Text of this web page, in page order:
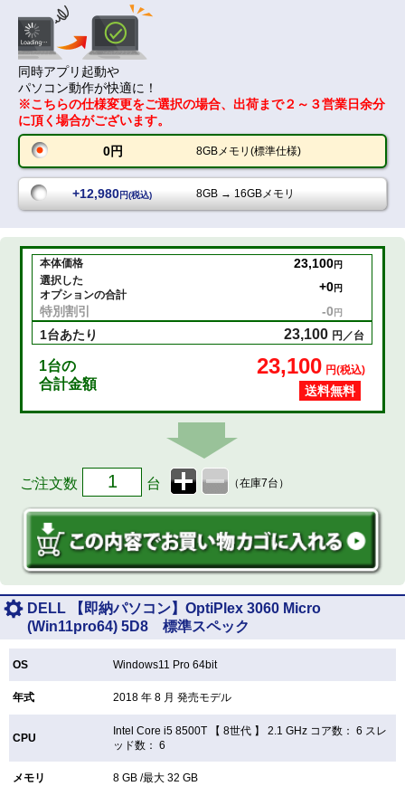
同時アプリ起動や
パソコン動作が快適に！
※こちらの仕様変更をご選択の場合、出荷まで２～３営業日余分
に頂く場合がございます。
0円 8GBメモリ(標準仕様)
+12,980円(税込) 8GB → 16GBメモリ
本体価格 23,100円
選択した
オプションの合計
+0円
特別割引 -0 円
1台あたり 23,100 円／台
1台の
合計金額
23,100 円(税込)
送料無料
ご注文数 台 （在庫7台）
DELL 【即納パソコン】OptiPlex 3060 Micro
(Win11pro64) 5D8 標準スペック
OS Windows11 Pro 64bit
年式 2018 年 8 月 発売モデル
CPU
Intel Core i5 8500T 【8世代 】 2.1 GHz コア数： 6 スレ
ッド数： 6
メモリ 8 GB /最大 32 GB